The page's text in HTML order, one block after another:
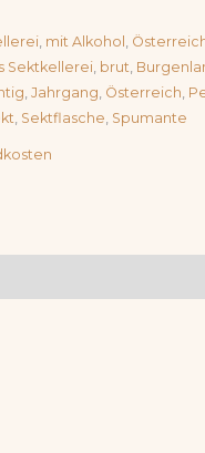
, mit Alkohol ,
Sektkellerei, brut,
, Jahrgang, Österreich,
, Sektflasche, Spumante